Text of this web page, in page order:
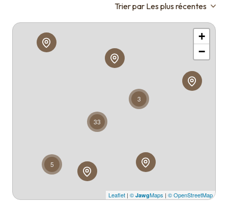
Qui
sommes
nous ?
Trier par Les plus récentes
3
5
33
+
−
Leaflet | © JawgMaps | © OpenStreetMap